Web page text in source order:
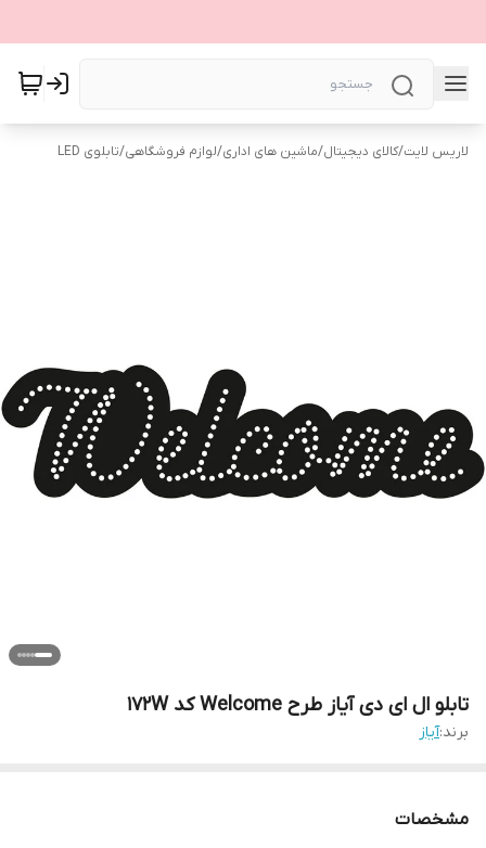
لاریس لایت/کالای دیجیتال/ماشین های اداری/لوازم فروشگاهی/تابلوی LED
تابلو ال ای دی آیاز طرح Welcome کد 172W
برند:آیاز
مشخصات